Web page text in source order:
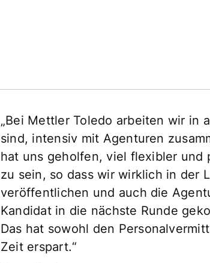
„Bei Mettler Toledo arbeiten wir in
sind, intensiv mit Agenturen
hat uns geholfen, viel flexibler und
zu sein, so dass wir wirklich in der
veröffentlichen und auch die
Kandidat in die nächste Runde
Das hat sowohl den
Zeit erspart.“